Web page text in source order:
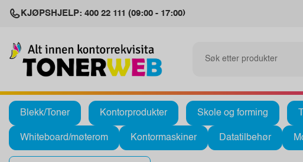
KJØPSHJELP: 400 22 111 (09:00 - 17:00)
Blekk/Toner Kontorprodukter Skole og forming
Whiteboard/møterom Kontormaskiner Datatilbehør